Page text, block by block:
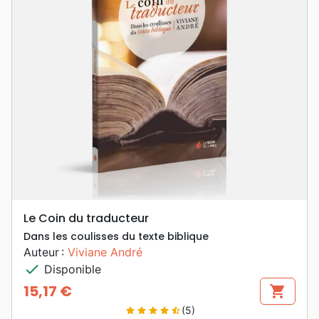
Le Coin du traducteur
Dans les coulisses du texte biblique
Auteur : Viviane André
check Disponible
Prix
15,17 € shopping_cart
star star star star star_half(5)